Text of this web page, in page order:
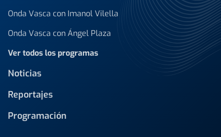
Onda Vasca con Imanol Vilella
Onda Vasca con Ángel Plaza
Ver todos los programas
Noticias
Reportajes
Programación